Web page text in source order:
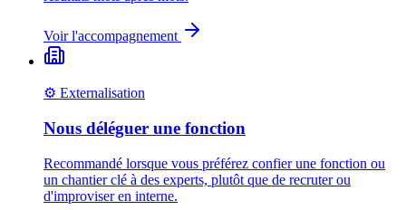
Voir l'accompagnement
⚙️ Externalisation
Nous déléguer une fonction
Recommandé lorsque vous préférez confier une fonction ou
un chantier clé à des experts, plutôt que de recruter ou
d'improviser en interne.